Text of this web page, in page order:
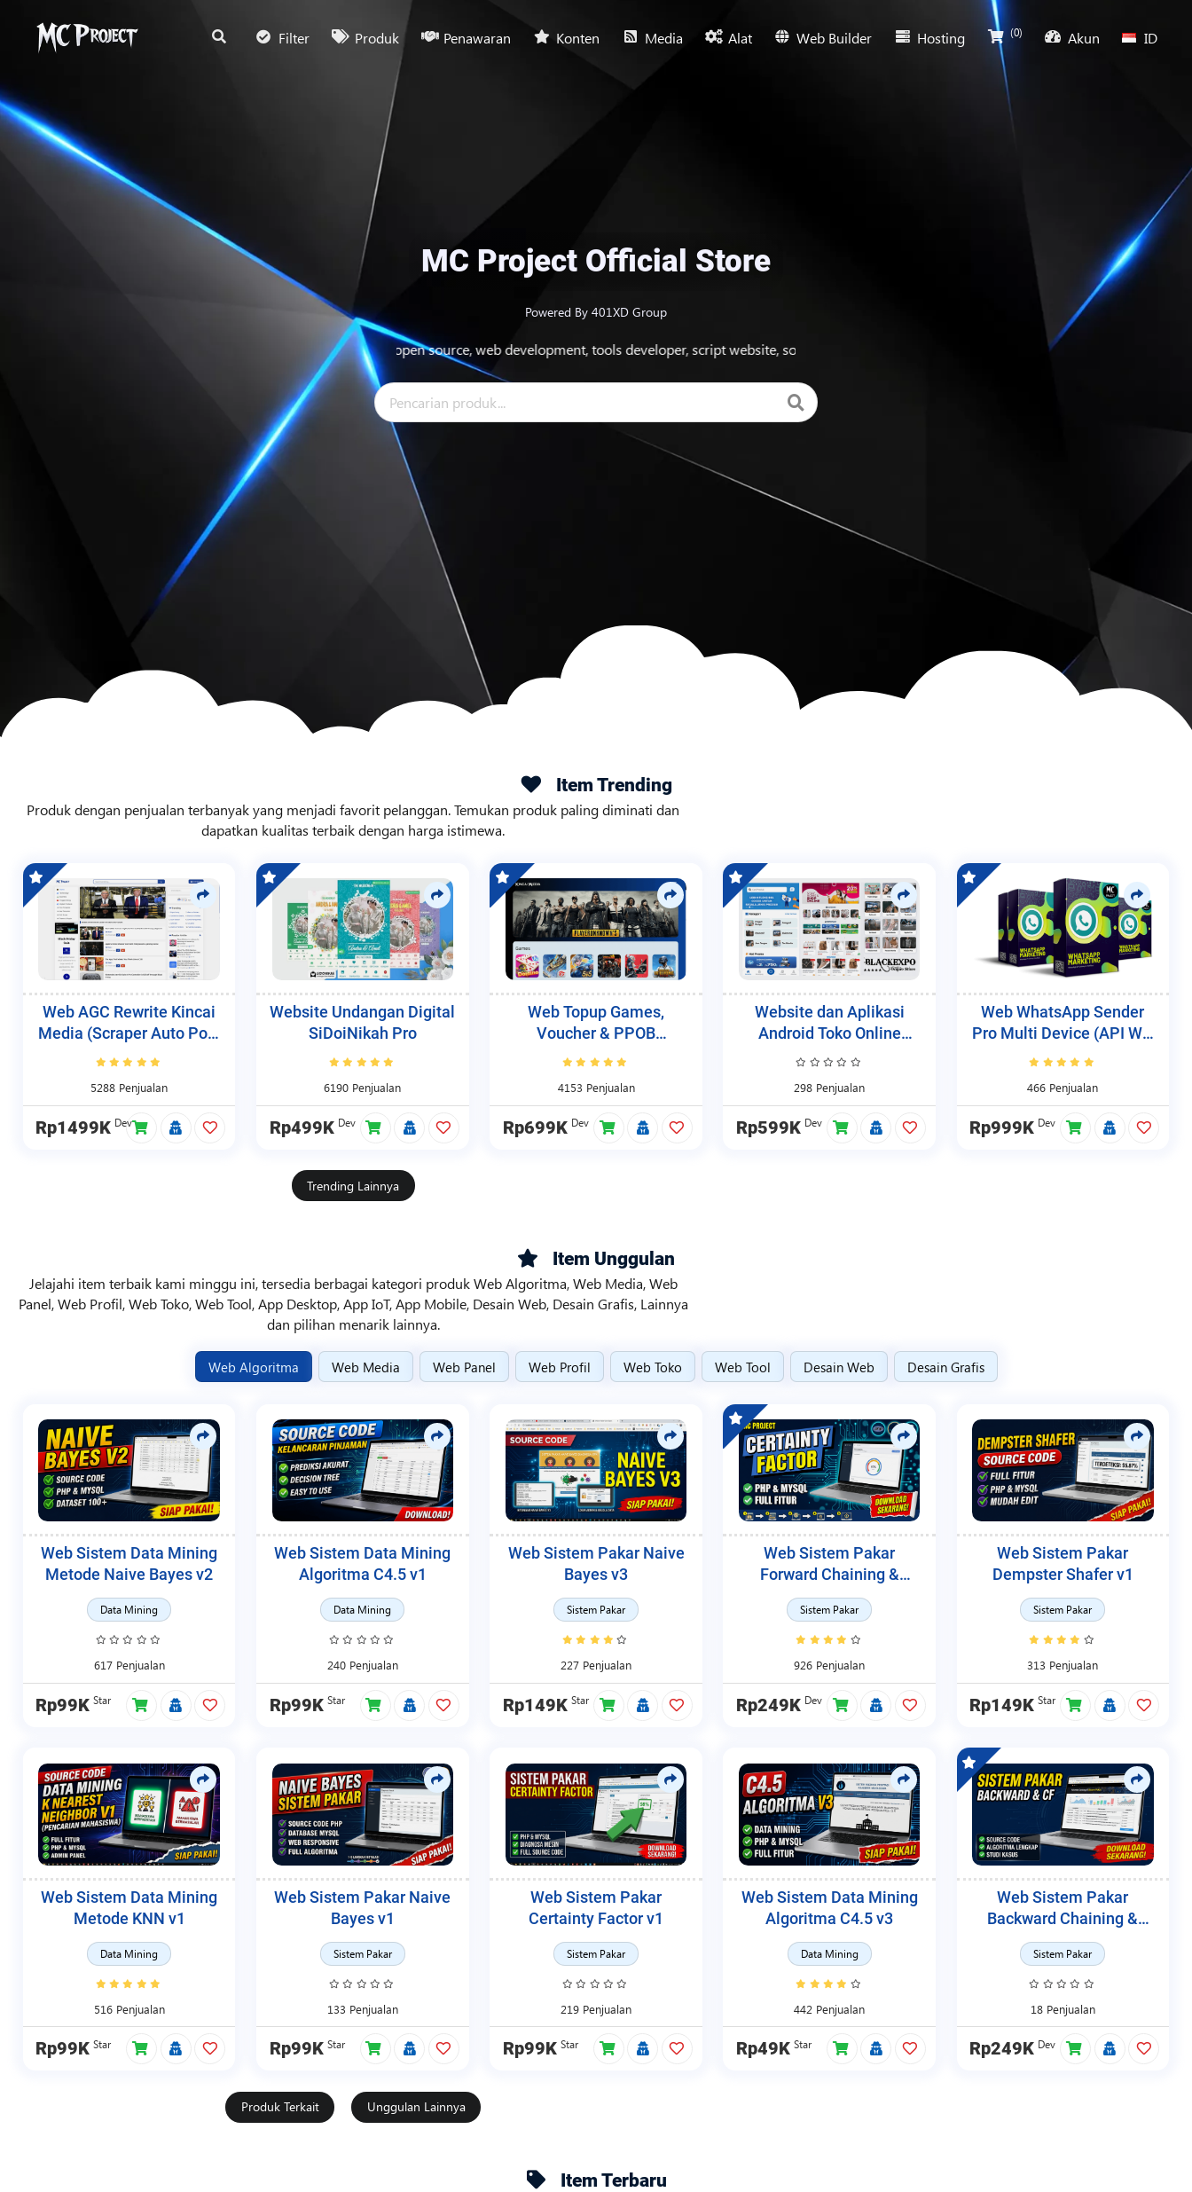
Filter Produk Penawaran Konten Media Alat Web Builder Hosting (0) Akun ID
MC Project Official Store
Powered By 401XD Group
software open source, web development, tools developer, script website, source code aplikasi, download plugin, tema CMS, template web,
Item Trending
Produk dengan penjualan terbanyak yang menjadi favorit pelanggan. Temukan produk paling diminati dan
dapatkan kualitas terbaik dengan harga istimewa.
Web AGC Rewrite Kincai
Media (Scraper Auto Post
& Share)
5288 Penjualan
Rp1499K Dev
Website Undangan Digital
SiDoiNikah Pro
6190 Penjualan
Rp499K Dev
Web Topup Games,
Voucher & PPOB
Blackexpo Topup
4153 Penjualan
Rp699K Dev
Website dan Aplikasi
Android Toko Online
Blackexpo Pro
298 Penjualan
Rp599K Dev
Web WhatsApp Sender
Pro Multi Device (API WA
Blast & Chatbot)
466 Penjualan
Rp999K Dev
Trending Lainnya
Item Unggulan
Jelajahi item terbaik kami minggu ini, tersedia berbagai kategori produk Web Algoritma, Web Media, Web
Panel, Web Profil, Web Toko, Web Tool, App Desktop, App IoT, App Mobile, Desain Web, Desain Grafis, Lainnya
dan pilihan menarik lainnya.
Web Algoritma Web Media Web Panel Web Profil Web Toko Web Tool Desain Web Desain Grafis
Web Sistem Data Mining
Metode Naive Bayes v2
Data Mining
617 Penjualan
Rp99K Star
Web Sistem Data Mining
Algoritma C4.5 v1
Data Mining
240 Penjualan
Rp99K Star
Web Sistem Pakar Naive
Bayes v3
Sistem Pakar
227 Penjualan
Rp149K Star
Web Sistem Pakar
Forward Chaining &
Certainty Factor v1
Sistem Pakar
926 Penjualan
Rp249K Dev
Web Sistem Pakar
Dempster Shafer v1
Sistem Pakar
313 Penjualan
Rp149K Star
Web Sistem Data Mining
Metode KNN v1
Data Mining
516 Penjualan
Rp99K Star
Web Sistem Pakar Naive
Bayes v1
Sistem Pakar
133 Penjualan
Rp99K Star
Web Sistem Pakar
Certainty Factor v1
Sistem Pakar
219 Penjualan
Rp99K Star
Web Sistem Data Mining
Algoritma C4.5 v3
Data Mining
442 Penjualan
Rp49K Star
Web Sistem Pakar
Backward Chaining &
Certainty Factor v1
Sistem Pakar
18 Penjualan
Rp249K Dev
Produk Terkait Unggulan Lainnya
Item Terbaru